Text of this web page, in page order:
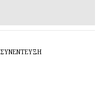
ΣΥΝΕΝΤΕΥΞΗ